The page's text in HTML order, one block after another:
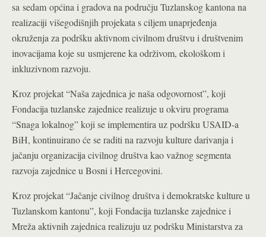
sa sedam općina i gradova na području Tuzlanskog kantona na
realizaciji višegodišnjih projekata s ciljem unaprjeđenja
okruženja za podršku aktivnom civilnom društvu i društvenim
inovacijama koje su usmjerene ka održivom, ekološkom i
inkluzivnom razvoju.
Kroz projekat “Naša zajednica je naša odgovornost”, koji
Fondacija tuzlanske zajednice realizuje u okviru programa
“Snaga lokalnog” koji se implementira uz podršku USAID-a
BiH, kontinuirano će se raditi na razvoju kulture darivanja i
jačanju organizacija civilnog društva kao važnog segmenta
razvoja zajednice u Bosni i Hercegovini.
Kroz projekat “Jačanje civilnog društva i demokratske kulture u
Tuzlanskom kantonu”, koji Fondacija tuzlanske zajednice i
Mreža aktivnih zajednica realizuju uz podršku Ministarstva za